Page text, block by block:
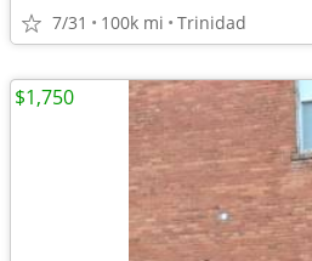
7/31 100k mi Trinidad
$1,750